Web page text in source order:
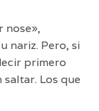
nose»,
nariz. Pero, si
primero
Los que